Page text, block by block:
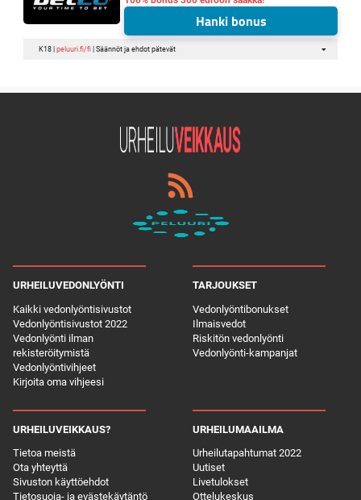
Hanki bonus
K18 | peluuri.fi/fi| Säännöt ja ehdot pätevät
URHEILUVEDONLYÖNTI
Kaikki vedonlyöntisivustot
Vedonlyöntisivustot 2022
Vedonlyönti ilman
rekisteröitymistä
Vedonlyöntivihjeet
Kirjoita oma vihjeesi
TARJOUKSET
Vedonlyöntibonukset
Ilmaisvedot
Riskitön vedonlyönti
Vedonlyönti-kampanjat
URHEILUVEIKKAUS?
Tietoa meistä
Ota yhteyttä
Sivuston käyttöehdot
Tietosuoja- ja evästekäytäntö
URHEILUMAAILMA
Urheilutapahtumat 2022
Uutiset
Livetulokset
Ottelukeskus